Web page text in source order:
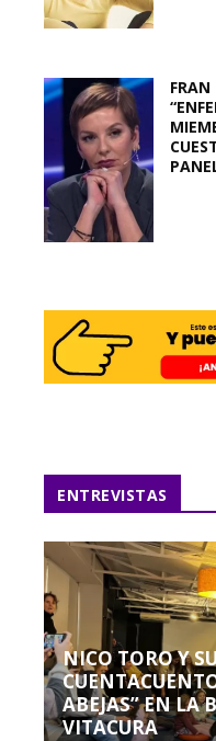
ENTREVISTAS
NICO TORO Y
ABEJAS” EN LA
VITACURA